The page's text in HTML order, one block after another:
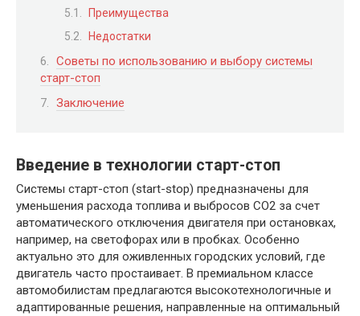
Преимущества
Недостатки
Советы по использованию и выбору системы
старт-стоп
Заключение
Введение в технологии старт-стоп
Системы старт-стоп (start-stop) предназначены для
уменьшения расхода топлива и выбросов CO2 за счет
автоматического отключения двигателя при остановках,
например, на светофорах или в пробках. Особенно
актуально это для оживленных городских условий, где
двигатель часто простаивает. В премиальном классе
автомобилистам предлагаются высокотехнологичные и
адаптированные решения, направленные на оптимальный